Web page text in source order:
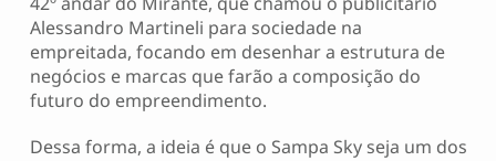
Alessandro Martineli para sociedade na
empreitada, focando em desenhar a estrutura de
negócios e marcas que farão a composição do
futuro do empreendimento.
Dessa forma, a ideia é que o Sampa Sky seja um dos